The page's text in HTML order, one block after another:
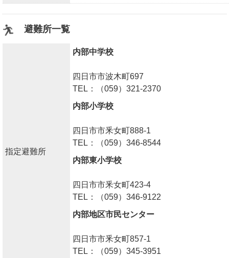
避難所一覧
指定避難所
内部中学校
四日市市波木町697
TEL：（059）321-2370
内部小学校
四日市市釆女町888-1
TEL：（059）346-8544
内部東小学校
四日市市釆女町423-4
TEL：（059）346-9122
内部地区市民センター
四日市市釆女町857-1
TEL：（059）345-3951